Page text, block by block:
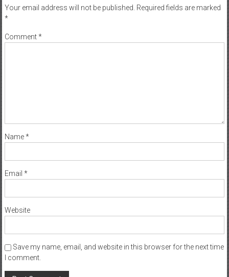
Your email address will not be published. Required fields are marked
*
Comment*
Name*
Email *
Website
Save my name, email, and website in this browser for the next time
I comment.